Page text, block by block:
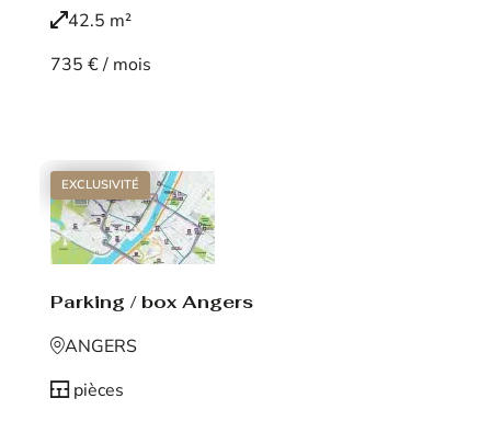
42.5 m²
735 € / mois
EXCLUSIVITÉ
Parking / box Angers
ANGERS
pièces